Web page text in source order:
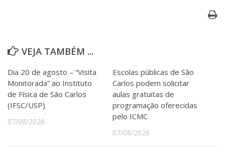
Serviços
Bibliotecas
Apoio ao Estudante
Segurança, Trânsito e Prevenção
RH, Administrativo e Financeiro
Outros serviços
Comunicação
VEJA TAMBÉM ...
Dia 20 de agosto – “Visita
Monitorada” ao Instituto
de Física de São Carlos
(IFSC/USP)
07/08/2026
Escolas públicas de São
Carlos podem solicitar
aulas gratuitas de
programação oferecidas
pelo ICMC
07/08/2026